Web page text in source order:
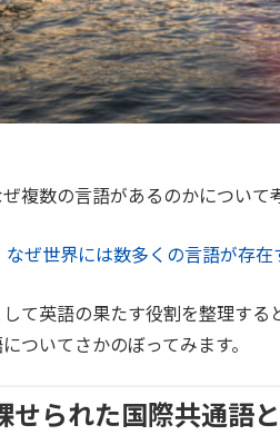
複数の言語があるのかについて
なぜ世界には数多くの言語が存在
て英語の果たす役割を整理す
ついてさかのぼってみます。
せられた国際共通語